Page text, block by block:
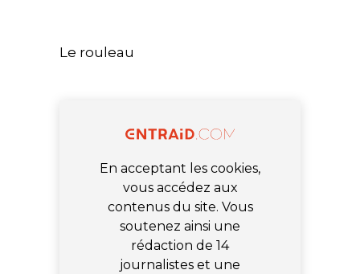
Le rouleau
En acceptant les cookies,
vous accédez aux
contenus du site. Vous
soutenez ainsi une
rédaction de 14
journalistes et une